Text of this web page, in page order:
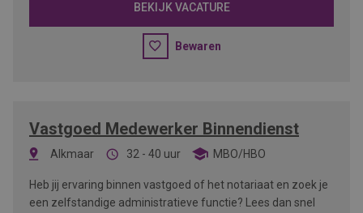
BEKIJK VACATURE
Bewaren
Vastgoed Medewerker Binnendienst
Alkmaar 32 - 40 uur MBO/HBO
Heb jij ervaring binnen vastgoed of het notariaat en zoek je
een zelfstandige administratieve functie? Lees dan snel